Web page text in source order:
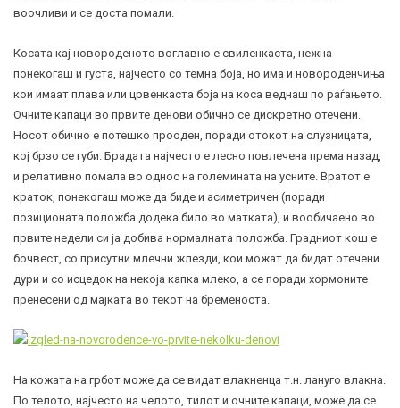
воочливи и се доста помали.
Косата кај новороденото воглавно е свиленкаста, нежна
понекогаш и густа, најчесто со темна боја, но има и новороденчиња
кои имаат плава или црвенкаста боја на коса веднаш по раѓањето.
Очните капаци во првите денови обично се дискретно отечени.
Носот обично е потешко прооден, поради отокот на слузницата,
кој брзо се губи. Брадата најчесто е лесно повлечена према назад,
и релативно помала во однос на големината на усните. Вратот е
краток, понекогаш може да биде и асиметричен (поради
позиционата положба додека било во матката), и вообичаено во
првите недели си ја добива нормалната положба. Градниот кош е
бочвест, со присутни млечни жлезди , кои можат да бидат отечени
дури и со исцедок на некоја капка млеко, а се поради хормоните
пренесени од мајката во текот на бременоста.
На кожата на грбот може да се видат влакненца т.н. лануго влакна.
По телото, најчесто на челото, тилот и очните капаци, може да се